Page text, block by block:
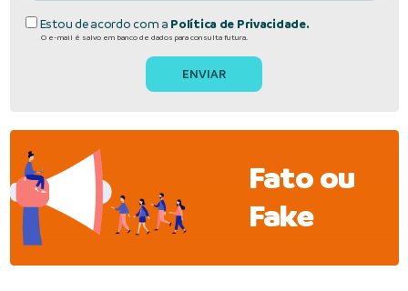
Estou de acordo com a Política de Privacidade.
O e-mail é salvo em banco de dados para consulta futura.
Fato ou
Fake